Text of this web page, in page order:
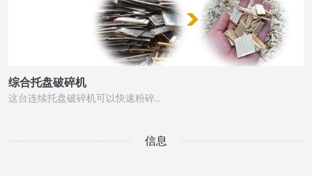
综合托盘破碎机
这台连续托盘破碎机可以快速粉碎…
信息